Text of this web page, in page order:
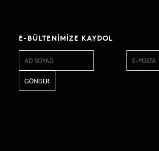
E-BÜLTENIMIZE KAYDOL